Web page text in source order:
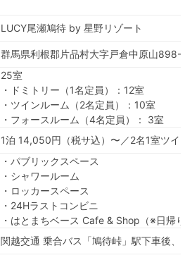
LUCY尾瀬鳩待 by 星野リゾート
群馬県利根郡片品村大字戸倉中原山898-14
25室
・ドミトリー（1名定員）：12室
・ツインルーム（2名定員）：10室
・フォースルーム（4名定員）： 3室
1泊 14,050円（税サ込）〜／2名1室ツイ
・パブリックスペース
・シャワールーム
・ロッカースペース
・24Hラストコンビニ
・はとまちベース Cafe & Shop（※日帰り
関越交通 乗合バス「鳩待峠」駅下車後、